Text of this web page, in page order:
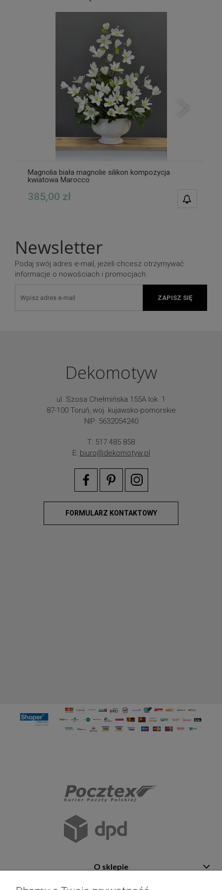
Magnolia biała magnolie silikon kompozycja
kwiatowa Marocco
385,00 zł
Newsletter
Podaj swój adres e-mail, jeżeli chcesz otrzymywać
informacje o nowościach i promocjach.
ZAPISZ SIĘ
Dekomotyw
ul. Szosa Chełmińska 155A lok. 1
87-100 Toruń, woj. kujawsko-pomorskie
NIP: 5632054240
T: 517 485 858
E: biuro@dekomotyw.pl
FORMULARZ KONTAKTOWY
O sklepie